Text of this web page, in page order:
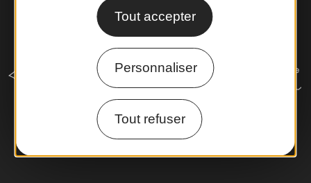
Tout accepter
Personnaliser
Tout refuser
Comment venir ?